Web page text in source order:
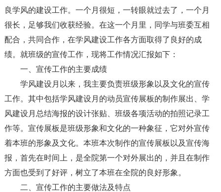
良学风的建设工作。一个月很短，一转眼就过去了，一个月
很长，足够我们收获经验。在这一个月里，同学与班委互相
配合，共同合作，在学风建设工作各方面取得了良好的成
绩。就班级的宣传工作，现将工作情况汇报如下：
一、宣传工作的主要成绩
学风建设月以来，我主要负责班级形象以及文化的宣传
工作。其中包括学风建设月的动员宣传展板的制作展出、学
风建设月总结海报的设计张贴、班级各项活动的拍照记录工
作等。宣传展板是班级形象和文化的一种象征，它对外宣传
着本班的形象及文化。本班本次制作的宣传展板以及宣传海
报，首先在时间上，是全院第一个对外展出的，并且在制作
方面也受到了好评，树立了本班在全院的良好形象。
二、宣传工作的主要做法及特点